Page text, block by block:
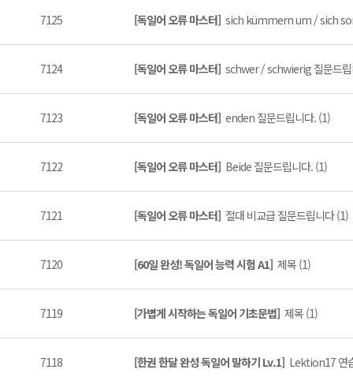
7125 [독일어 오류 마스터] sich kümmern um / sich
7124 [독일어 오류 마스터] schwer / schwierig 질문드립
7123 [독일어 오류 마스터] enden 질문드립니다. (1)
7122 [독일어 오류 마스터] Beide 질문드립니다. (1)
7121 [독일어 오류 마스터] 절대 비교급 질문드립니다 (1)
7120 [60일 완성! 독일어 능력 시험 A1] 제목 (1)
7119 [가볍게 시작하는 독일어 기초문법] 제목 (1)
7118 [한권 한달 완성 독일어 말하기 Lv.1] Lektion17 연